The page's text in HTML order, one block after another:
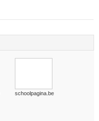
schoolpagina.be